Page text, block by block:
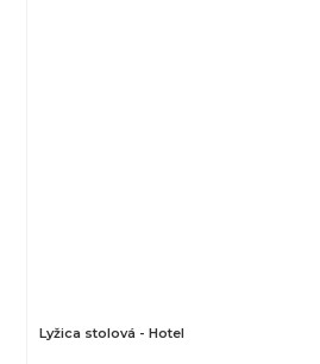
Lyžica stolová - Hotel